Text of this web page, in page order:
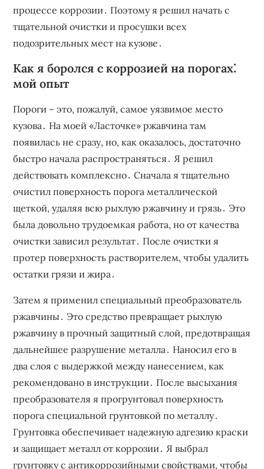
процессе коррозии․ Поэтому я решил начать с
тщательной очистки и просушки всех
подозрительных мест на кузове․
Как я боролся с коррозией на порогах⁚
мой опыт
Пороги – это, пожалуй, самое уязвимое место
кузова․ На моей «Ласточке» ржавчина там
появилась не сразу, но, как оказалось, достаточно
быстро начала распространяться․ Я решил
действовать комплексно․ Сначала я тщательно
очистил поверхность порога металлической
щеткой, удаляя всю рыхлую ржавчину и грязь․ Это
была довольно трудоемкая работа, но от качества
очистки зависил результат․ После очистки я
протер поверхность растворителем, чтобы удалить
остатки грязи и жира․
Затем я применил специальный преобразователь
ржавчины․ Это средство превращает рыхлую
ржавчину в прочный защитный слой, предотвращая
дальнейшее разрушение металла․ Наносил его в
два слоя с выдержкой между нанесением, как
рекомендовано в инструкции․ После высыхания
преобразователя я прогрунтовал поверхность
порога специальной грунтовкой по металлу․
Грунтовка обеспечивает надежную адгезию краски
и защищает металл от коррозии․ Я выбрал
грунтовку с антикоррозийными свойствами, чтобы